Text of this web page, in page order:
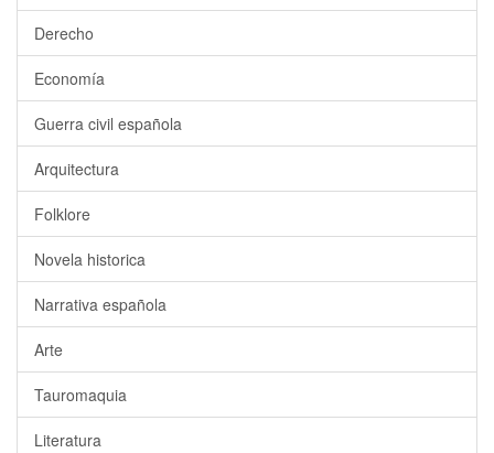
Derecho
Economía
Guerra civil española
Arquitectura
Folklore
Novela historica
Narrativa española
Arte
Tauromaquia
Literatura